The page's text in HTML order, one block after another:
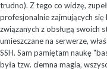
trudno). Z tego co widzę,
profesjonalnie zajmujących
związanych z obsługą swoich
umieszczane na serwerze,
SSH. Sam pamiętam naukę
była tzw. ciemna magia,